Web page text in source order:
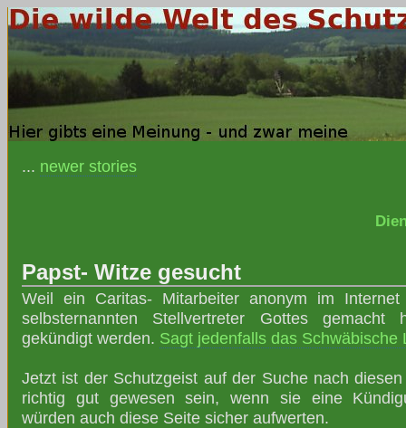
... newer stories
Papst- Witze gesucht
Weil ein Caritas- Mitarbeiter anonym im
selbsternannten Stellvertreter Gottes
gekündigt werden. Sagt jedenfalls das Schwäbische
Jetzt ist der Schutzgeist auf der Suche nach
richtig gut gewesen sein, wenn sie eine
würden auch diese Seite sicher aufwerten.